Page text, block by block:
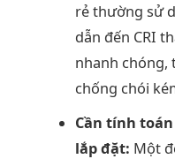
rẻ thường sử
dẫn đến CRI
nhanh chóng,
chống chói
Cần tính
lắp đặt: Một